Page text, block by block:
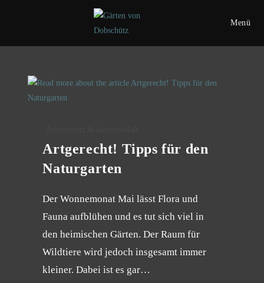
Menü
Artgerecht! Tipps für den
Naturgarten
Der Wonnemonat Mai lässt Flora und
Fauna aufblühen und es tut sich viel in
den heimischen Gärten. Der Raum für
Wildtiere wird jedoch insgesamt immer
kleiner. Dabei ist es gar…